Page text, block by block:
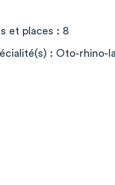
et places : 8
: Oto-rhino-